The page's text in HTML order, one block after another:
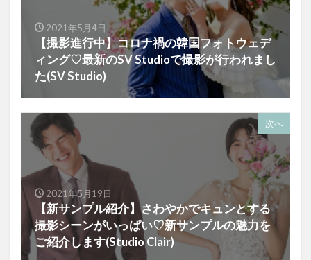
2021年5月4日
【撮影進行中】コロナ禍の韓国フォトウェデ
ィング♡最新のSV Studioで撮影が行われまし
た(SV Studio)
次へ
2021年5月19日
【新サンプル紹介】さわやかでキュンとする
撮影シーンがいっぱい♡新サンプルの魅力を
ご紹介します(Studio Clair)